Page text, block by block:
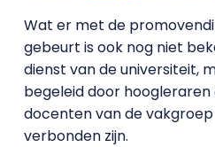
Wat er met de
gebeurt is ook nog niet
dienst van de universiteit,
begeleid door hoogleraren
docenten van de
verbonden zijn.